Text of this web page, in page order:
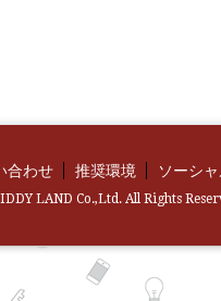
合わせ 推奨環境 ソーシ
LAND Co.,Ltd. All Rights